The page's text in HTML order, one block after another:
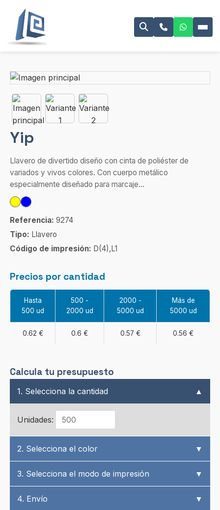
Yip
Llavero de divertido diseño con cinta de poliéster de
variados y vivos colores. Con cuerpo metálico
especialmente diseñado para marcaje...
Referencia: 9274
Tipo: Llavero
Código de impresión: D(4),L1
Precios por cantidad
Hasta
500 ud
500 -
2000 ud
2000 -
5000 ud
Más de
5000 ud
0.62 € 0.6 € 0.57 € 0.56 €
Calcula tu presupuesto
1. Selecciona la cantidad ▲
Unidades:
2. Selecciona el color ▼
3. Selecciona el modo de impresión ▼
4. Envío ▼